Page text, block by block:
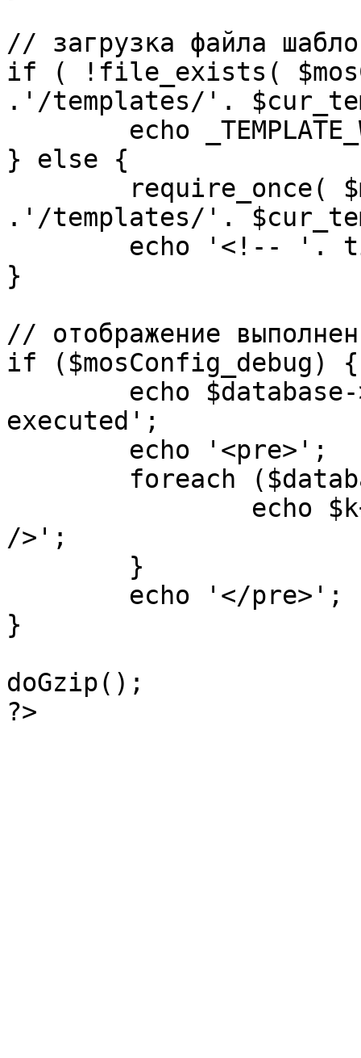
// загрузка файла
if ( !file_exists(
.'/templates/'.
} else {
.'/templates/'.
}
// отображение
if ($mosConfig_debug) {
executed';
/>';
}
doGzip();
?>